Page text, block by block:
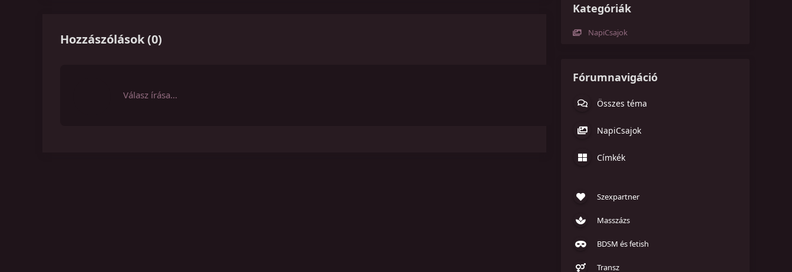
Hozzászólások(0)
Válasz írása…
Kategóriák
NapiCsajok
Fórumnavigáció
Összes téma
NapiCsajok
Címkék
Szexpartner
Masszázs
BDSM és fetish
Transz